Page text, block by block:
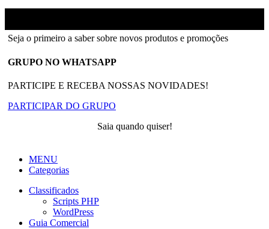
Seja o primeiro a saber sobre novos produtos e promoções
GRUPO NO WHATSAPP
PARTICIPE E RECEBA NOSSAS NOVIDADES!
PARTICIPAR DO GRUPO
Saia quando quiser!
MENU
Categorias
Classificados
Scripts PHP
WordPress
Guia Comercial